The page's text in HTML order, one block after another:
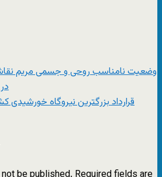
وضعیت نامناسب روحی و جسمی مریم
قرارداد بزرگترین نیروگاه خورشیدی